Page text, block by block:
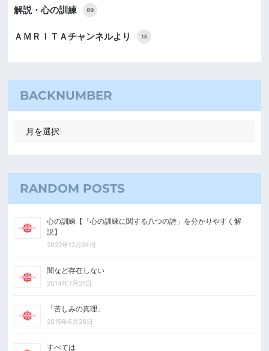
解説・心の訓練 89
ＡＭＲＩＴＡチャンネルより 13
BACKNUMBER
RANDOM POSTS
心の訓練【「心の訓練に関する八つの詩」を分かりやすく解
説】
2022年12月24日
闇など存在しない
2014年7月21日
「苦しみの真理」
2015年6月28日
すべては